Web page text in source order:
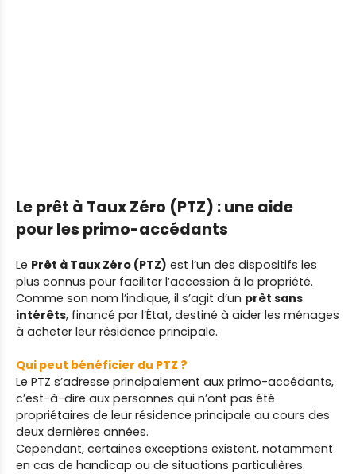
Le prêt à Taux Zéro (PTZ) : une aide
pour les primo-accédants
Le Prêt à Taux Zéro (PTZ) est l’un des dispositifs les
plus connus pour faciliter l’accession à la propriété.
Comme son nom l’indique, il s’agit d’un prêt sans
intérêts, financé par l’État, destiné à aider les ménages
à acheter leur résidence principale.
Qui peut bénéficier du PTZ ?
Le PTZ s’adresse principalement aux primo-accédants,
c’est-à-dire aux personnes qui n’ont pas été
propriétaires de leur résidence principale au cours des
deux dernières années.
Cependant, certaines exceptions existent, notamment
en cas de handicap ou de situations particulières.